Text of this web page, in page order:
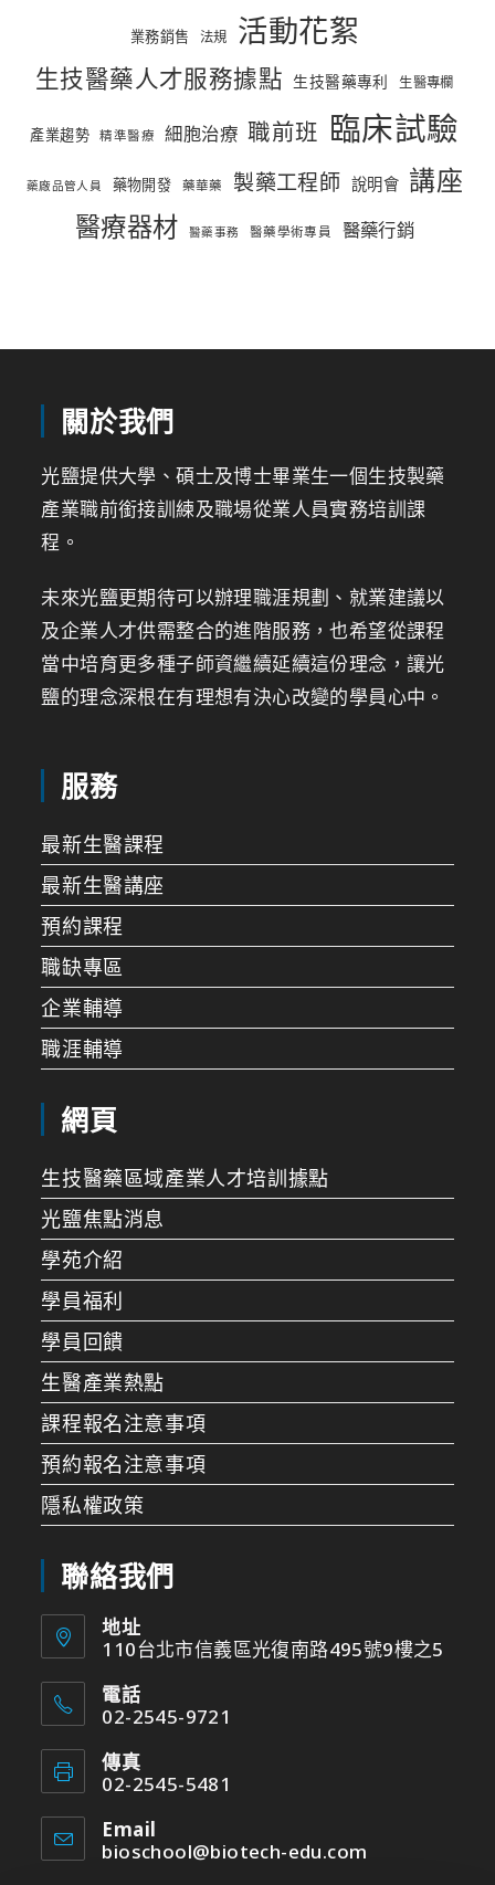
業務銷售 法規 活動花絮
生技醫藥人才服務據點 生技醫藥專利 生醫專欄
產業趨勢 精準醫療 細胞治療 職前班 臨床試驗
藥廠品管人員 藥物開發 藥華藥 製藥工程師 說明會 講座
醫療器材 醫藥事務 醫藥學術專員 醫藥行銷
關於我們
光鹽提供大學、碩士及博士畢業生一個生技製藥
產業職前銜接訓練及職場從業人員實務培訓課
程。
未來光鹽更期待可以辦理職涯規劃、就業建議以
及企業人才供需整合的進階服務，也希望從課程
當中培育更多種子師資繼續延續這份理念，讓光
鹽的理念深根在有理想有決心改變的學員心中。
服務
最新生醫課程
最新生醫講座
預約課程
職缺專區
企業輔導
職涯輔導
網頁
生技醫藥區域產業人才培訓據點
光鹽焦點消息
學苑介紹
學員福利
學員回饋
生醫產業熱點
課程報名注意事項
預約報名注意事項
隱私權政策
聯絡我們
地址
110台北市信義區光復南路495號9樓之5
電話
02-2545-9721
傳真
02-2545-5481
Email
bioschool@biotech-edu.com